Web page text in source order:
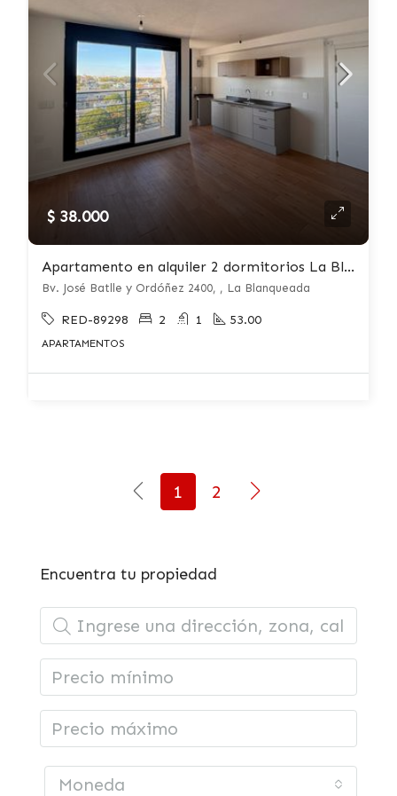
$ 38.000
Apartamento en alquiler 2 dormitorios La Blanqueada
Bv. José Batlle y Ordóñez 2400, , La Blanqueada
RED-89298 2 1 53.00
APARTAMENTOS
1 2
Encuentra tu propiedad
Moneda